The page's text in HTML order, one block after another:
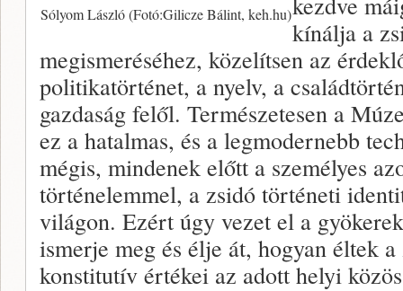
Sólyom László (Fotó:Gilicze Bálint, keh.hu)
kínálja a
megismeréséhez, közelítsen az
politikatörténet, a nyelv, a
gazdaság felől. Természetesen a
ez a hatalmas, és a legmodernebb
mégis, mindenek előtt a személyes
történelemmel, a zsidó történeti
világon. Ezért úgy vezet el a
ismerje meg és élje át, hogyan éltek a
konstitutív értékei az adott helyi